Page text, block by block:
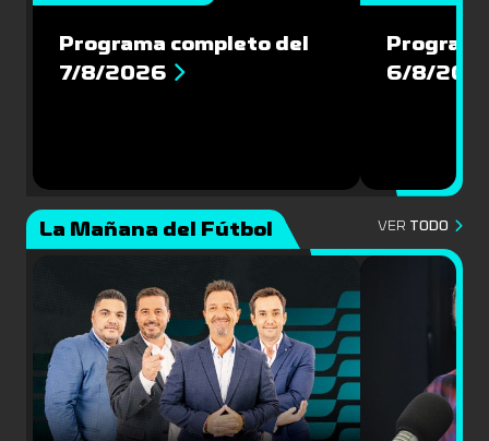
Programa completo del
7/8/2026
6/8/
La Mañana del Fútbol VER TODO